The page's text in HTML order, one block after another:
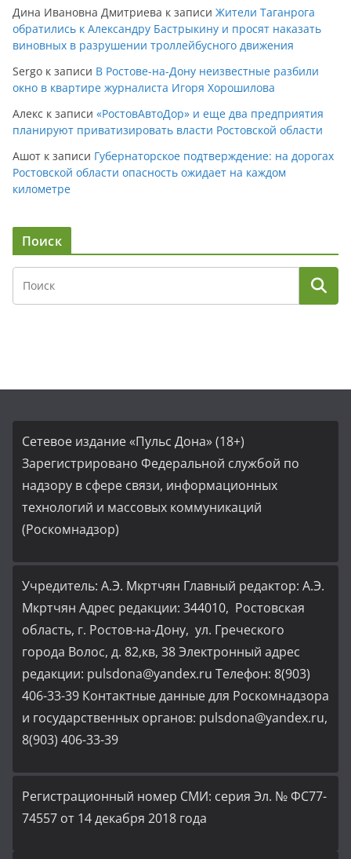
Дина Ивановна Дмитриева к записи Жители Таганрога
обратились к Александру Бастрыкину и просят наказать
виновных в разрушении троллейбусного движения
Sergo к записи В Ростове-на-Дону неизвестные разбили
окно в квартире журналиста Игоря Хорошилова
Алекс к записи «РостовАвтоДор» и еще два предприятия
планируют приватизировать власти Ростовской области
Ашот к записи Губернаторское подтверждение: на дорогах
Ростовской области опасность ожидает на каждом
километре
Поиск
Сетевое издание «Пульс Дона» (18+)
Зарегистрировано Федеральной службой по
надзору в сфере связи, информационных
технологий и массовых коммуникаций
(Роскомнадзор)
Учредитель: А.Э. Мкртчян Главный редактор: А.Э.
Мкртчян Адрес редакции: 344010, Ростовская
область, г. Ростов-на-Дону, ул. Греческого
города Волос, д. 82,кв, 38 Электронный адрес
редакции: pulsdona@yandex.ru Телефон: 8(903)
406-33-39 Контактные данные для Роскомнадзора
и государственных органов: pulsdona@yandex.ru,
8(903) 406-33-39
Регистрационный номер СМИ: серия Эл. № ФС77-
74557 от 14 декабря 2018 года